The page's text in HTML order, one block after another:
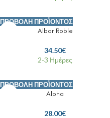
ΠΡΟΒΟΛΉ ΠΡΟΪΌΝΤΟΣ
Albar Roble
34.50€
2-3 Ημέρες
ΠΡΟΒΟΛΉ ΠΡΟΪΌΝΤΟΣ
Alpha
28.00€